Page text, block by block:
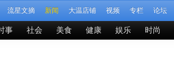
流星文摘 新闻 大温店铺 视频 专栏 论坛
事 社会 美食 健康 娱乐 时尚